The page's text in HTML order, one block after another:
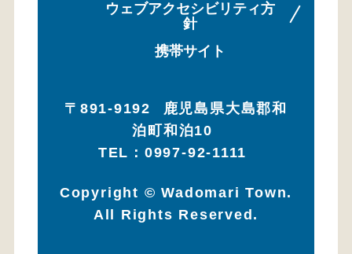
ウェブアクセシビリティ方
針
携帯サイト
〒891-9192
鹿児島県大島郡和
泊町和泊10
TEL：0997-92-1111
Copyright © Wadomari Town.
All Rights Reserved.